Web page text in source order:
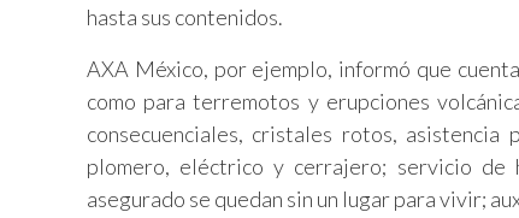
hasta sus contenidos.
AXA México, por ejemplo, informó que
como para terremotos y erupciones
consecuenciales, cristales rotos,
plomero, eléctrico y cerrajero; servicio de
asegurado se quedan sin un lugar para vivir;